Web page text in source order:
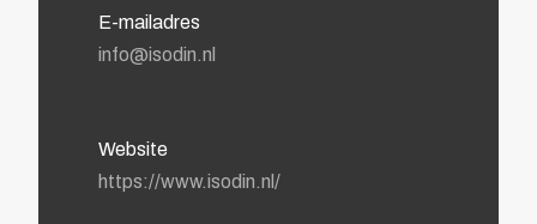
E-mailadres
info@isodin.nl
Website
https://www.isodin.nl/